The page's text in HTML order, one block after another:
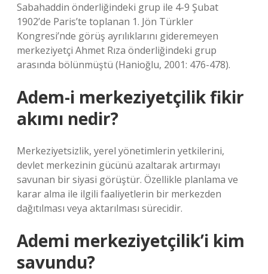
Sabahaddin önderliğindeki grup ile 4-9 Şubat
1902’de Paris’te toplanan 1. Jön Türkler
Kongresi’nde görüş ayrılıklarını gideremeyen
merkeziyetçi Ahmet Rıza önderliğindeki grup
arasında bölünmüştü (Hanioğlu, 2001: 476-478).
Adem-i merkeziyetçilik fikir
akımı nedir?
Merkeziyetsizlik, yerel yönetimlerin yetkilerini,
devlet merkezinin gücünü azaltarak artırmayı
savunan bir siyasi görüştür. Özellikle planlama ve
karar alma ile ilgili faaliyetlerin bir merkezden
dağıtılması veya aktarılması sürecidir.
Ademi merkeziyetçilik’i kim
savundu?